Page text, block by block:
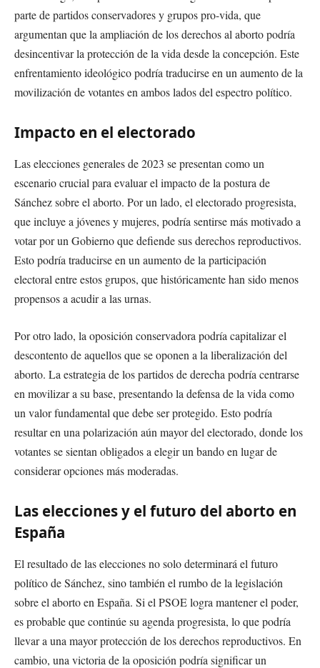
parte de partidos conservadores y grupos pro-vida, que
argumentan que la ampliación de los derechos al aborto podría
desincentivar la protección de la vida desde la concepción. Este
enfrentamiento ideológico podría traducirse en un aumento de la
movilización de votantes en ambos lados del espectro político.
Impacto en el electorado
Las elecciones generales de 2023 se presentan como un
escenario crucial para evaluar el impacto de la postura de
Sánchez sobre el aborto. Por un lado, el electorado progresista,
que incluye a jóvenes y mujeres, podría sentirse más motivado a
votar por un Gobierno que defiende sus derechos reproductivos.
Esto podría traducirse en un aumento de la participación
electoral entre estos grupos, que históricamente han sido menos
propensos a acudir a las urnas.
Por otro lado, la oposición conservadora podría capitalizar el
descontento de aquellos que se oponen a la liberalización del
aborto. La estrategia de los partidos de derecha podría centrarse
en movilizar a su base, presentando la defensa de la vida como
un valor fundamental que debe ser protegido. Esto podría
resultar en una polarización aún mayor del electorado, donde los
votantes se sientan obligados a elegir un bando en lugar de
considerar opciones más moderadas.
Las elecciones y el futuro del aborto en
España
El resultado de las elecciones no solo determinará el futuro
político de Sánchez, sino también el rumbo de la legislación
sobre el aborto en España. Si el PSOE logra mantener el poder,
es probable que continúe su agenda progresista, lo que podría
llevar a una mayor protección de los derechos reproductivos. En
cambio, una victoria de la oposición podría significar un